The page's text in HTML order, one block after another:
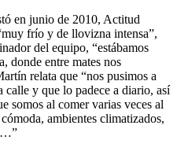
en junio de 2010, Actitud
frío y de llovizna intensa”,
del equipo, “estábamos
donde entre mates nos
relata que “nos pusimos a
calle y que lo padece a diario, así
somos al comer varias veces al
ambientes climatizados,